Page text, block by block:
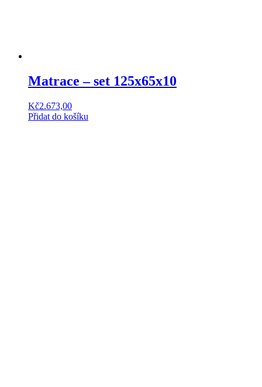
Matrace – set 125x65x10
Kč2.673,00
Přidat do košíku